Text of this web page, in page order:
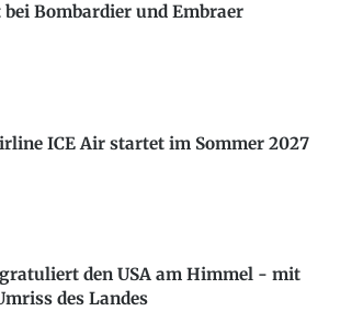
Bombardier und Embraer
ICE Air startet im Sommer 2027
den USA am Himmel - mit
des Landes